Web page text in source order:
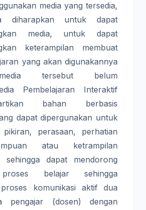
media yang tersedia,
diharapkan untuk dapat
media, untuk dapat
keterampilan membuat
yang akan digunakannya
tersebut belum
Pembelajaran Interaktif
bahan berbasis
dapat dipergunakan untuk
pikiran, perasaan, perhatian
atau ketrampilan
dapat mendorong
belajar sehingga
komunikasi aktif dua
pengajar (dosen) dengan